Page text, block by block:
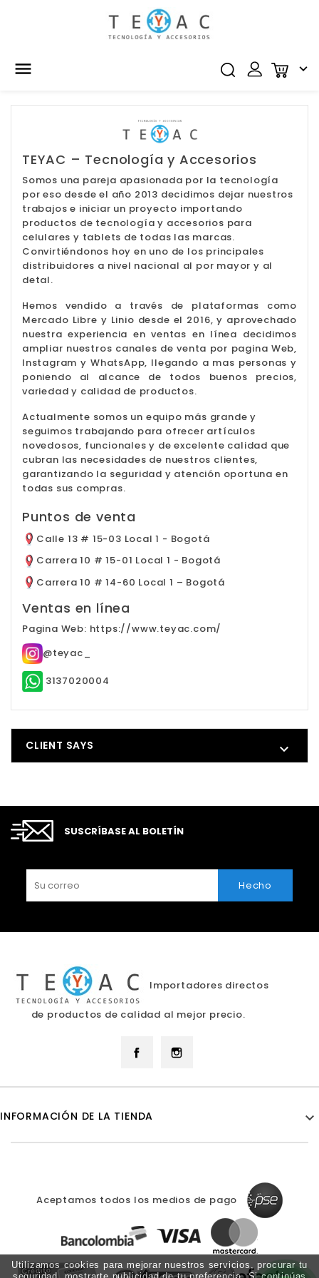
 
TEYAC – Tecnología y Accesorios
Somos una pareja apasionada por la tecnología
por eso desde el año 2013 decidimos dejar nuestros
trabajos e iniciar un proyecto importando
productos de tecnología y accesorios para
celulares y tablets de todas las marcas.
Convirtiéndonos hoy en uno de los principales
distribuidores a nivel nacional al por mayor y al
detal.
Hemos vendido a través de plataformas como
Mercado Libre y Linio desde el 2016, y aprovechado
nuestra experiencia en ventas en línea decidimos
ampliar nuestros canales de venta por pagina Web,
Instagram y WhatsApp, llegando a mas personas y
poniendo al alcance de todos buenos precios,
variedad y calidad de productos.
Actualmente somos un equipo más grande y
seguimos trabajando para ofrecer artículos
novedosos, funcionales y de excelente calidad que
cubran las necesidades de nuestros clientes,
garantizando la seguridad y atención oportuna en
todas sus compras.
Puntos de venta
Calle 13 # 15-03 Local 1 - Bogotá
Carrera 10 # 15-01 Local 1 - Bogotá
Carrera 10 # 14-60 Local 1 – Bogotá
Ventas en línea
Pagina Web: https://www.teyac.com/
@teyac_
3137020004
CLIENT SAYS 
SUSCRÍBASE AL BOLETÍN
Importadores directos
de productos de calidad al mejor precio.
Facebook
INFORMACIÓN DE LA TIENDA 
Utilizamos cookies para mejorar nuestros servicios, procurar tu
Aceptamos todos los medios de pago